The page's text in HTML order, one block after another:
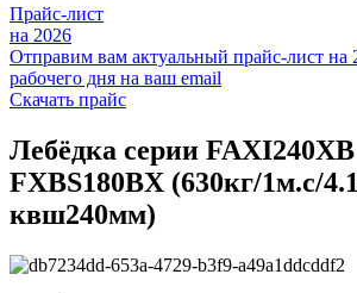
Прайс-лист
на 2026
Отправим вам актуальный прайс-лист на
рабочего дня на ваш email
Скачать прайс
Лебёдка серии
FXBS180BX (630кг/1м.с/
квш240мм)